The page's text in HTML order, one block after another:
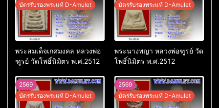
บัตรรับรองพระแท้ D-Amulet
พระสมเด็จเกศมงคล หลวงพ่อ
ฑูรย์ วัดโพธิ์นิมิตร พ.ศ.2512
บัตรรับรองพระแท้ D-Amulet
พระนางพญา หลวงพ่อฑูรย์ วัด
โพธิ์นิมิตร พ.ศ.2512
2569
บัตรรับรองพระแท้ D-Amulet
2569
บัตรรับรองพระแท้ D-Amulet